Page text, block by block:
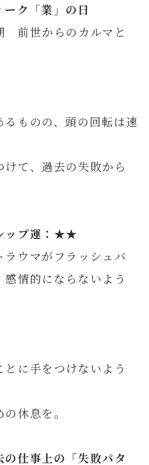
ーク「業」の日
前世からのカルマと
ものの、頭の回転は速
て、過去の失敗から
ップ運：★★
ウマがフラッシュバ
感情的にならないよう
に手をつけないよう
休息を。
の仕事上の「失敗パタ